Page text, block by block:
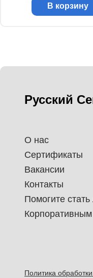
В корзину
Русский
О нас
Сертификаты
Вакансии
Контакты
Помогите
Политика